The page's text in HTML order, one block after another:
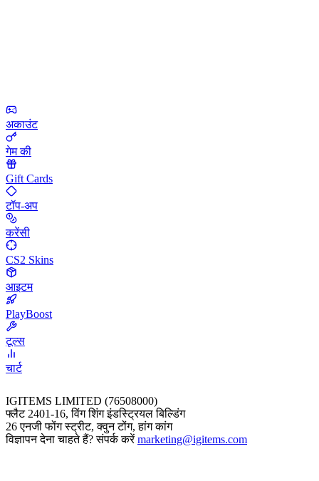
अकाउंट
गेम की
Gift Cards
टॉप-अप
करेंसी
CS2 Skins
आइटम
PlayBoost
टूल्स
चार्ट
IGITEMS LIMITED (76508000)
फ्लैट 2401-16, विंग शिंग इंडस्ट्रियल बिल्डिंग
26 एनजी फोंग स्ट्रीट, क्वुन टोंग, हांग कांग
विज्ञापन देना चाहते हैं? संपर्क करेंmarketing@igitems.com